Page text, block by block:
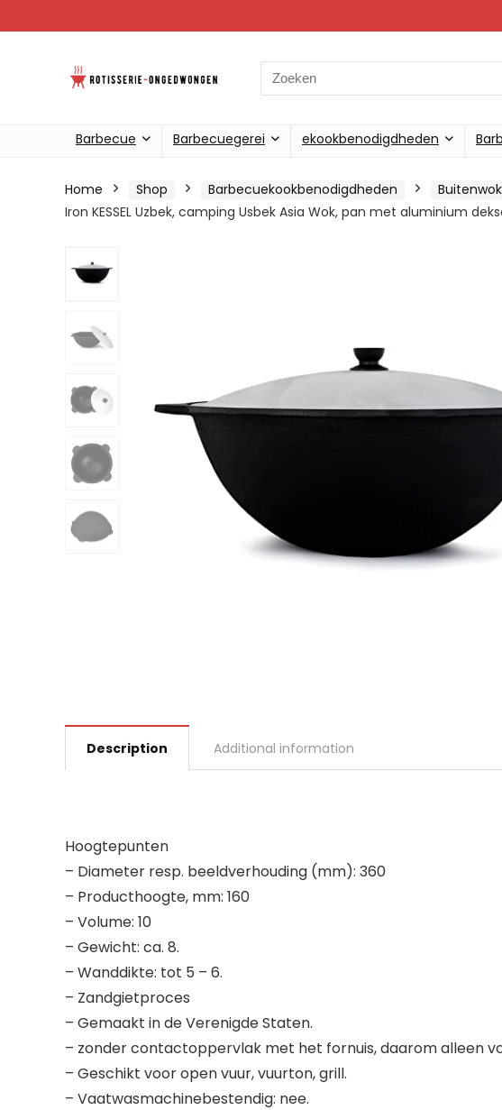
Search
for:
Barbecue Barbecuegerei ekookbenodigdheden
Home Shop Barbecuekookbenodigdheden
Iron KESSEL Uzbek, camping Usbek Asia Wok, pan met aluminium
Description Additional information
Hoogtepunten
– Diameter resp. beeldverhouding (mm): 360
– Producthoogte, mm: 160
– Volume: 10
– Gewicht: ca. 8.
– Wanddikte: tot 5 – 6.
– Zandgietproces
– Gemaakt in de Verenigde Staten.
– zonder contactoppervlak met het fornuis, daarom alleen
– Geschikt voor open vuur, vuurton, grill.
– Vaatwasmachinebestendig: nee.